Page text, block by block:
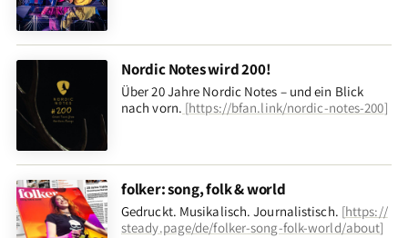
Nordic Notes wird 200!
Über 20 Jahre Nordic Notes – und ein Blick
nach vorn. [https://bfan.link/nordic-notes-200]
folker: song, folk & world
Gedruckt. Musikalisch. Journalistisch. [https://
steady.page/de/folker-song-folk-world/about]